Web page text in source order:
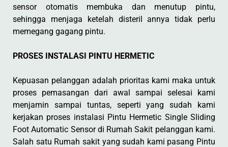
sensor otomatis membuka dan menutup pintu,
sehingga menjaga ketelah disteril annya tidak perlu
memegang gagang pintu.
PROSES INSTALASI PINTU HERMETIC
Kepuasan pelanggan adalah prioritas kami maka untuk
proses pemasangan dari awal sampai selesai kami
menjamin sampai tuntas, seperti yang sudah kami
kerjakan proses instalasi Pintu Hermetic Single Sliding
Foot Automatic Sensor di Rumah Sakit pelanggan kami.
Salah satu Rumah sakit yang sudah kami pasang Pintu